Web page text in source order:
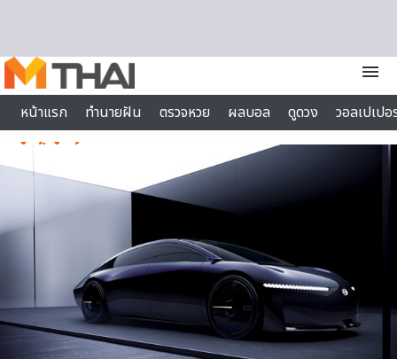
menu
หน้าแรก
ทำนายฝัน ตรวจหวย ผลบอล ดูดวง
วอลเปเป
ไลฟ์สไตล์